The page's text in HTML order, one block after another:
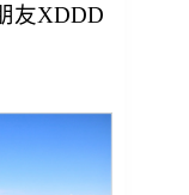
友XDDD